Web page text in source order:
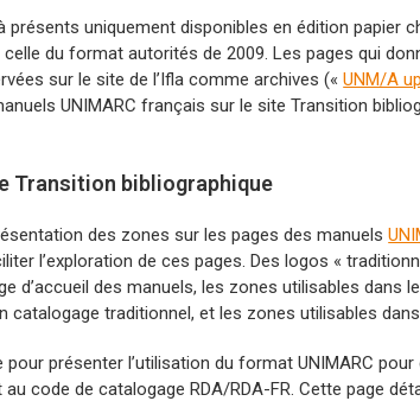
présents uniquement disponibles en édition papier
du format autorités de 2009. Les pages qui
sur le site de l’Ifla comme archives («UNM/A
UNIMARC français sur le site Transition
Transition bibliographique
des zones sur les pages des manuels
l’exploration de ces pages. Des logos «
d’accueil des manuels, les zones utilisables dans
traditionnel, et les zones utilisables
pour présenter l’utilisation du format UNIMARC
code de catalogage RDA/RDA-FR. Cette page